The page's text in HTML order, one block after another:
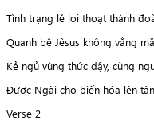
Tình trạng lẻ loi thoạt thành
Quanh bệ Jêsus không vắng
Kẻ ngủ vùng thức dậy, cùng
Được Ngài cho biến hóa lên
Verse 2